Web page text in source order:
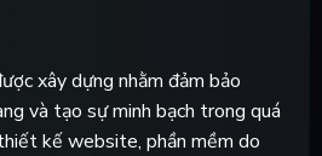
xây dựng nhằm đảm bảo
và tạo sự minh bạch trong quá
kế website, phần mềm do